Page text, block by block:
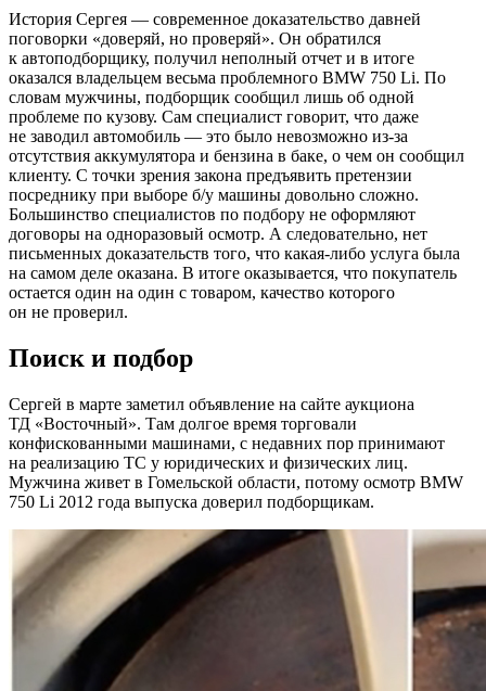
История Сергея — современное доказательство давней
поговорки «доверяй, но проверяй». Он обратился
к автоподборщику, получил неполный отчет и в итоге
оказался владельцем весьма проблемного BMW 750 Li. По
словам мужчины, подборщик сообщил лишь об одной
проблеме по кузову. Сам специалист говорит, что даже
не заводил автомобиль — это было невозможно из-за
отсутствия аккумулятора и бензина в баке, о чем он сообщил
клиенту. С точки зрения закона предъявить претензии
посреднику при выборе б/у машины довольно сложно.
Большинство специалистов по подбору не оформляют
договоры на одноразовый осмотр. А следовательно, нет
письменных доказательств того, что какая-либо услуга была
на самом деле оказана. В итоге оказывается, что покупатель
остается один на один с товаром, качество которого
он не проверил.
Поиск и подбор
Сергей в марте заметил объявление на сайте аукциона
ТД «Восточный». Там долгое время торговали
конфискованными машинами, с недавних пор принимают
на реализацию ТС у юридических и физических лиц.
Мужчина живет в Гомельской области, потому осмотр BMW
750 Li 2012 года выпуска доверил подборщикам.